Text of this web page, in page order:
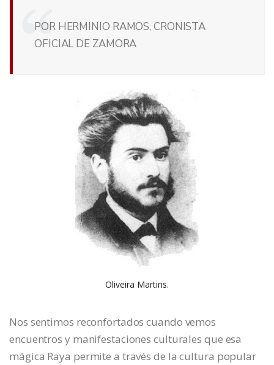
POR HERMINIO RAMOS, CRONISTA
OFICIAL DE ZAMORA
Oliveira Martins.
Nos sentimos reconfortados cuando vemos
encuentros y manifestaciones culturales que esa
mágica Raya permite a través de la cultura popular